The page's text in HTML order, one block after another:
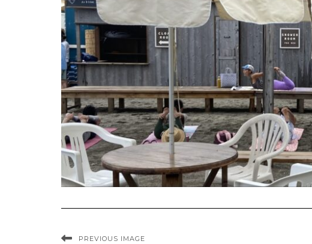
PREVIOUS IMAGE